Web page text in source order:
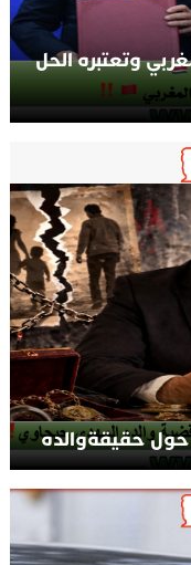
وتعتبره الحل
حقيقةوالده